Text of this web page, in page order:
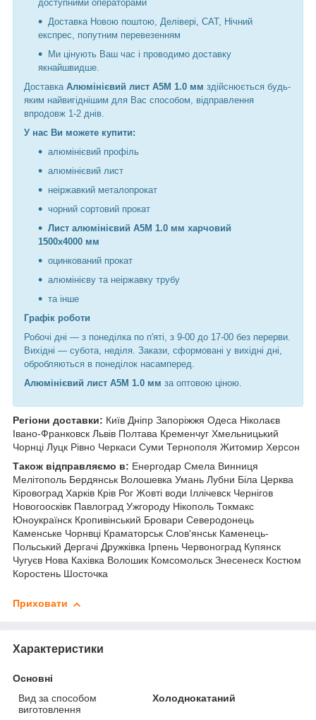
доступними операторами
Доставка Новою поштою, Делівері, САТ, Нічний
експрес, попутним перевезенням
Ми цінують Ваш час і проводимо доставку
якнайшвидше.
Доставка Алюмінієвий лист А5М 1.0 мм здійснюється будь-
яким найвигіднішим для Вас способом, відправлення
впродовж 1-2 днів.
У нас Ви можете купити:
алюмінієвий профіль
алюмінієвий лист
неіржавкий металопрокат
чорний сортовий прокат
Лист алюмінієвий А5М 1.0 мм харчовий
1500х4000 мм
оцинкований прокат
алюмінієву та неіржавку трубу
та інше
Графік роботи
Робочі дні — з понеділка по п'яті, з 9-00 до 17-00 без перерви.
Вихідні — субота, неділя. Закази, сформовані у вихідні дні,
обробляються в понеділок насамперед.
Алюмінієвий лист А5М 1.0 мм за оптовою ціною.
Регіони доставки: Київ Дніпр Запоріжжя Одеса Ніколаєв
Івано-Франковск Львів Полтава Кременчуг Хмельницький
Чорнці Луцк Рівно Черкаси Суми Тернополя Житомир Херсон
Також відправляємо в: Енергодар Смела Винниця
Мелітополь Бердянськ Волошевка Умань Лубни Біла Церква
Кіровоград Харків Крів Рог Жовті води Іллічевск Чернігов
Новогоосківк Павлоград Ужгороду Нікополь Токмакс
Юноукраїнск Кропивінський Бровари Северодонець
Каменське Чорнвці Краматорськ Слов'янськ Каменець-
Польський Дергачі Дружківка Ірпень Червоноград Купянск
Чугуєв Нова Кахівка Волошик Комсомольск Знесенеск Костюм
Коростень Шосточка
Приховати
Характеристики
Основні
Вид за способом
виготовлення
Холоднокатаний